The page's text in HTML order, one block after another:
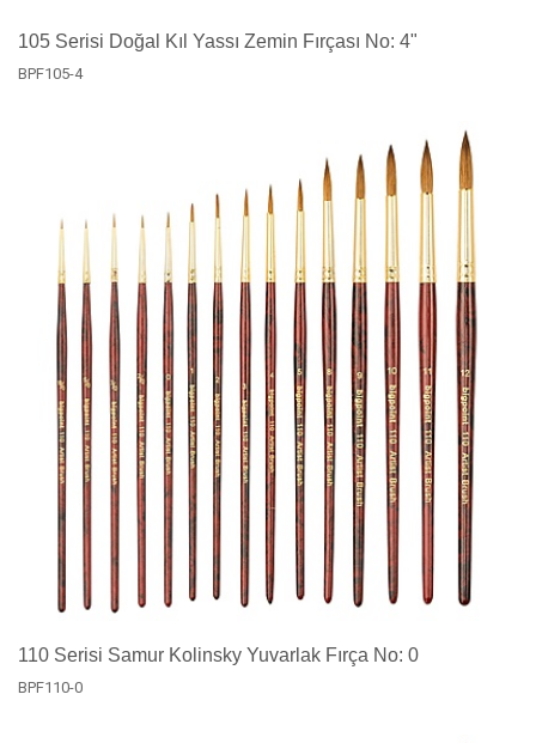
105 Serisi Doğal Kıl Yassı Zemin Fırçası No: 4"
BPF105-4
110 Serisi Samur Kolinsky Yuvarlak Fırça No: 0
BPF110-0